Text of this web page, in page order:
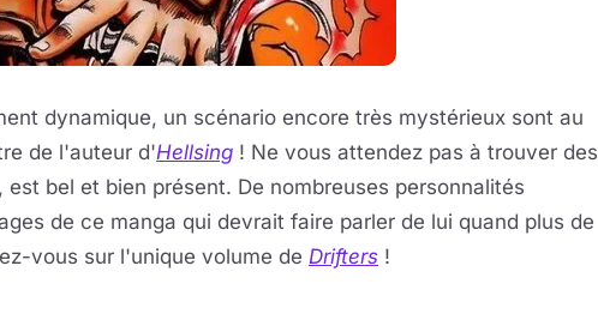
dynamique, un scénario encore très mystérieux sont au
de l'auteur d'Hellsing ! Ne vous attendez pas à trouver des
bel et bien présent. De nombreuses personnalités
de ce manga qui devrait faire parler de lui quand plus de
vous sur l'unique volume de Drifters !